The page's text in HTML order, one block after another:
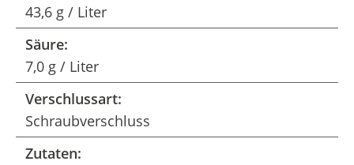
43,6 g / Liter
Säure:
7,0 g / Liter
Verschlussart:
Schraubverschluss
Zutaten: